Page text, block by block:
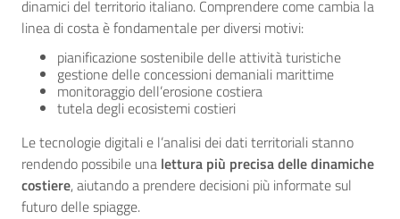
dinamici del territorio italiano. Comprendere come cambia la
linea di costa è fondamentale per diversi motivi:
pianificazione sostenibile delle attività turistiche
gestione delle concessioni demaniali marittime
monitoraggio dell’erosione costiera
tutela degli ecosistemi costieri
Le tecnologie digitali e l’analisi dei dati territoriali stanno
rendendo possibile una lettura più precisa delle dinamiche
costiere, aiutando a prendere decisioni più informate sul
futuro delle spiagge.